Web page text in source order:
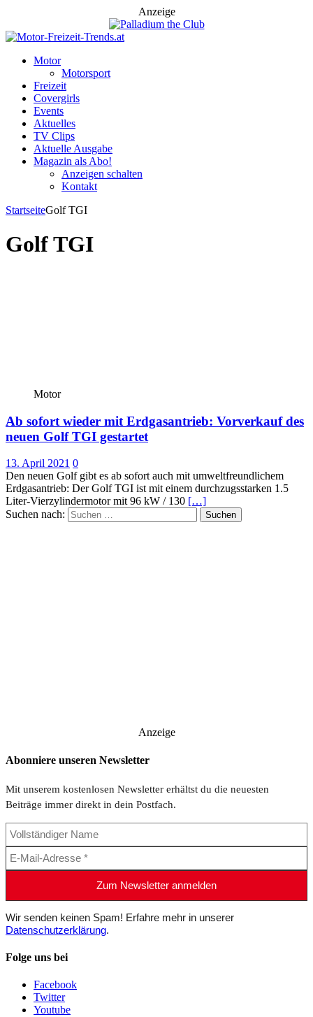
Anzeige
Motor
Motorsport
Freizeit
Covergirls
Events
Aktuelles
TV Clips
Aktuelle Ausgabe
Magazin als Abo!
Anzeigen schalten
Kontakt
StartseiteGolf TGI
Golf TGI
Motor
Ab sofort wieder mit Erdgasantrieb: Vorverkauf des
neuen Golf TGI gestartet
13. April 2021 0
Den neuen Golf gibt es ab sofort auch mit umweltfreundlichem
Erdgasantrieb: Der Golf TGI ist mit einem durchzugsstarken 1.5
Liter-Vierzylindermotor mit 96 kW / 130 […]
Suchen nach:
Anzeige
Abonniere unseren Newsletter
Mit unserem kostenlosen Newsletter erhältst du die neuesten
Beiträge immer direkt in dein Postfach.
Wir senden keinen Spam! Erfahre mehr in unserer
Datenschutzerklärung.
Folge uns bei
Facebook
Twitter
Youtube